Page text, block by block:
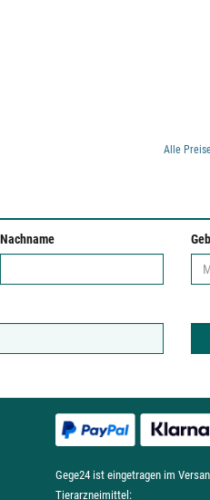
Alle
Nachname
Gege24 ist eingetragen im
Tierarzneimittel: